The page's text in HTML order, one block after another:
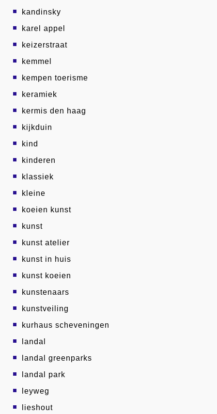
kandinsky
karel appel
keizerstraat
kemmel
kempen toerisme
keramiek
kermis den haag
kijkduin
kind
kinderen
klassiek
kleine
koeien kunst
kunst
kunst atelier
kunst in huis
kunst koeien
kunstenaars
kunstveiling
kurhaus scheveningen
landal
landal greenparks
landal park
leyweg
lieshout